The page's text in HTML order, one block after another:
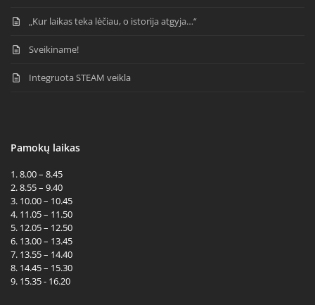
„Kur laikas teka lėčiau, o istorija atgyja…“
Sveikiname!
Integruota STEAM veikla
Pamokų laikas
1. 8.00 – 8.45
2. 8.55 – 9.40
3. 10.00 – 10.45
4. 11.05 – 11.50
5. 12.05 – 12.50
6. 13.00 – 13.45
7. 13.55 – 14.40
8. 14.45 – 15.30
9. 15.35 - 16.20